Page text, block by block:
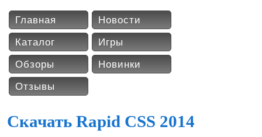
Главная
Новости
Каталог
Игры
Обзоры
Новинки
Отзывы
Скачать Rapid CSS 2014